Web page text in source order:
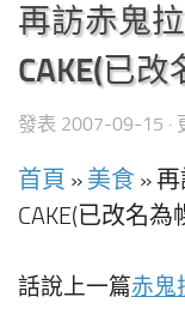
再訪赤鬼
CAKE(已
發表 2007-09-15 ·
首頁 » 美食 »再
CAKE(已改名為
話說上一篇赤鬼